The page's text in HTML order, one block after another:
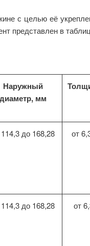
с целью её
представлен в
Наружный
диаметр, мм
до 168,28 от
до 168,28 от